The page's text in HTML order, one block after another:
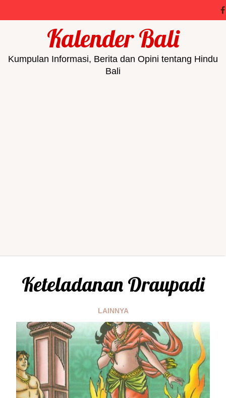
Kalender Bali
Kumpulan Informasi, Berita dan Opini tentang Hindu
Bali
Keteladanan Draupadi
LAINNYA